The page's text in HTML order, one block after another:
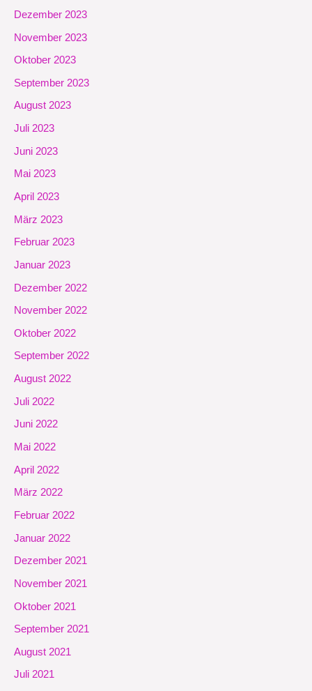
Dezember 2023
November 2023
Oktober 2023
September 2023
August 2023
Juli 2023
Juni 2023
Mai 2023
April 2023
März 2023
Februar 2023
Januar 2023
Dezember 2022
November 2022
Oktober 2022
September 2022
August 2022
Juli 2022
Juni 2022
Mai 2022
April 2022
März 2022
Februar 2022
Januar 2022
Dezember 2021
November 2021
Oktober 2021
September 2021
August 2021
Juli 2021